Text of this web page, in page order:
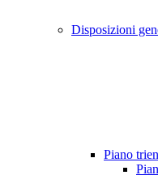
Disposizioni
Piano